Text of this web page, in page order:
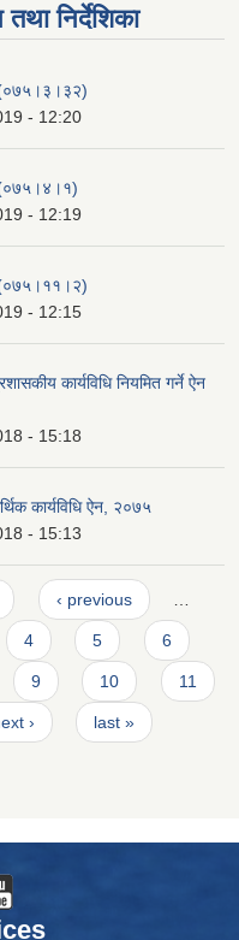
निर्देशिका
- 12:20
- 12:19
- 12:15
कार्यविधि नियमित गर्ने ऐन
- 15:18
कार्यविधि ऐन, २०७५
- 15:13
‹ previous
4 5 6
9 10 11
› last »